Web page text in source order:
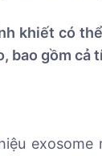
khiết có
bao gồm cả